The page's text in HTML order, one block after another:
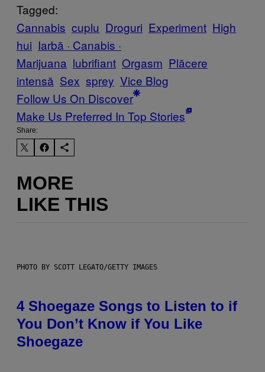
Tagged:
Cannabis cuplu Droguri Experiment High
hui Iarbă · Canabis ·
Marijuana lubrifiant Orgasm Plăcere
intensă Sex sprey Vice Blog
Follow Us On Discover
Make Us Preferred In Top Stories
Share:
MORE
LIKE THIS
PHOTO BY SCOTT LEGATO/GETTY IMAGES
4 Shoegaze Songs to Listen to if
You Don’t Know if You Like
Shoegaze